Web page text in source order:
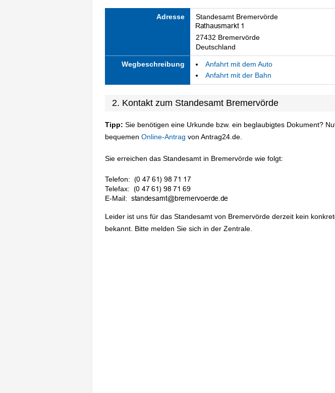
Adresse Standesamt Bremervörde
27432 Bremervörde
Deutschland
Wegbeschreibung
Anfahrt mit dem Auto
Anfahrt mit der Bahn
2. Kontakt zum Standesamt Bremervörde
Tipp: Sie benötigen eine Urkunde bzw. ein beglaubigtes Dokument?
bequemen Online-Antrag von Antrag24.de.
Sie erreichen das Standesamt in Bremervörde wie folgt:
Telefon:
Telefax:
E-Mail:
Leider ist uns für das Standesamt von Bremervörde derzeit kein
bekannt. Bitte melden Sie sich in der Zentrale.